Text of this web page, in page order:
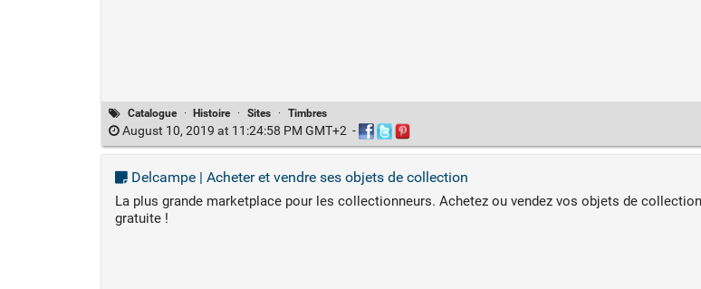
Catalogue · Histoire · Sites · Timbres
August 10, 2019 at 11:24:58 PM GMT+2 -
Delcampe | Acheter et vendre ses objets de collection
La plus grande marketplace pour les collectionneurs. Achetez ou vendez vos objets de
gratuite !